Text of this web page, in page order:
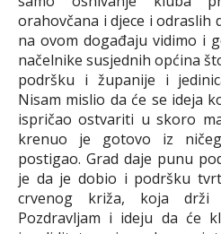
orahovčana i djece i odraslih
na ovom događaju vidimo i
načelnike susjednih općina
podršku i županije i
Nisam mislio da će se ideja
ispričao ostvariti u skoro
krenuo je gotovo iz
postigao. Grad daje punu
je da je dobio i podršku
crvenog križa, koja drži
Pozdravljam i ideju da će